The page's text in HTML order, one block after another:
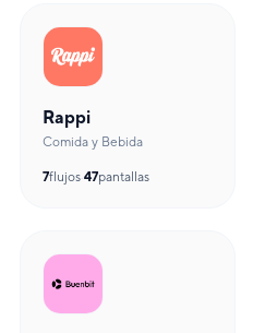
Rappi
Comida y Bebida
7flujos·47pantallas